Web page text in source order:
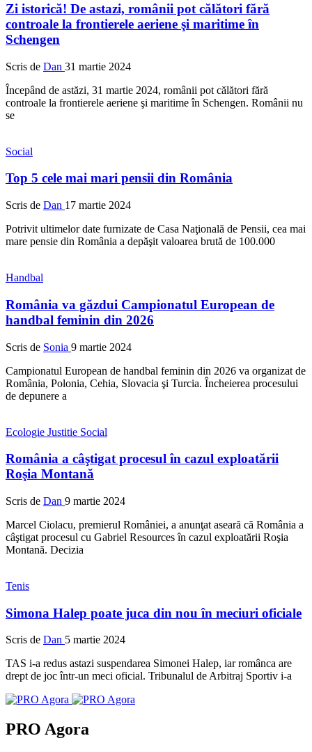
Zi istorică! De astazi, românii pot călători fără
controale la frontierele aeriene şi maritime în
Schengen
Scris de Dan 31 martie 2024
Începând de astăzi, 31 martie 2024, românii pot călători fără
controale la frontierele aeriene şi maritime în Schengen. Românii nu
se
Social
Top 5 cele mai mari pensii din România
Scris de Dan 17 martie 2024
Potrivit ultimelor date furnizate de Casa Naţională de Pensii, cea mai
mare pensie din România a depăşit valoarea brută de 100.000
Handbal
România va găzdui Campionatul European de
handbal feminin din 2026
Scris de Sonia 9 martie 2024
Campionatul European de handbal feminin din 2026 va organizat de
România, Polonia, Cehia, Slovacia şi Turcia. Încheierea procesului
de depunere a
Ecologie Justitie Social
România a câştigat procesul în cazul exploatării
Roşia Montană
Scris de Dan 9 martie 2024
Marcel Ciolacu, premierul României, a anunţat aseară că România a
câştigat procesul cu Gabriel Resources în cazul exploatării Roşia
Montană. Decizia
Tenis
Simona Halep poate juca din nou în meciuri oficiale
Scris de Dan 5 martie 2024
TAS i-a redus astazi suspendarea Simonei Halep, iar românca are
drept de joc într-un meci oficial. Tribunalul de Arbitraj Sportiv i-a
PRO Agora